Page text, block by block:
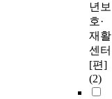
년보
호·
재활
센터
[편]
(2)